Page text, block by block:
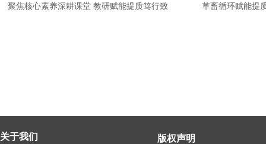
聚焦核心素养深耕课堂 教研赋能提质笃行致 草畜循环赋能提
版权声明
关于我们